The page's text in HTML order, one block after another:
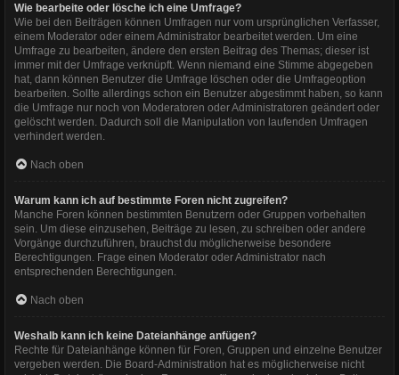
Wie bearbeite oder lösche ich eine Umfrage?
Wie bei den Beiträgen können Umfragen nur vom ursprünglichen Verfasser,
einem Moderator oder einem Administrator bearbeitet werden. Um eine
Umfrage zu bearbeiten, ändere den ersten Beitrag des Themas; dieser ist
immer mit der Umfrage verknüpft. Wenn niemand eine Stimme abgegeben
hat, dann können Benutzer die Umfrage löschen oder die Umfrageoption
bearbeiten. Sollte allerdings schon ein Benutzer abgestimmt haben, so kann
die Umfrage nur noch von Moderatoren oder Administratoren geändert oder
gelöscht werden. Dadurch soll die Manipulation von laufenden Umfragen
verhindert werden.
Nach oben
Warum kann ich auf bestimmte Foren nicht zugreifen?
Manche Foren können bestimmten Benutzern oder Gruppen vorbehalten
sein. Um diese einzusehen, Beiträge zu lesen, zu schreiben oder andere
Vorgänge durchzuführen, brauchst du möglicherweise besondere
Berechtigungen. Frage einen Moderator oder Administrator nach
entsprechenden Berechtigungen.
Nach oben
Weshalb kann ich keine Dateianhänge anfügen?
Rechte für Dateianhänge können für Foren, Gruppen und einzelne Benutzer
vergeben werden. Die Board-Administration hat es möglicherweise nicht